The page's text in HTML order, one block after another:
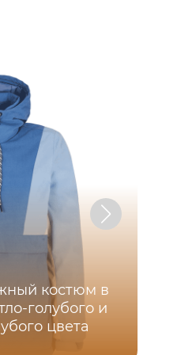
костюм в
голубого и
цвета